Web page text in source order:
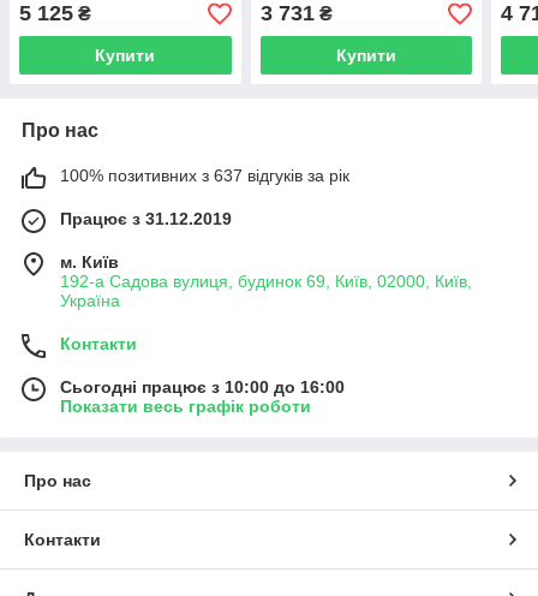
5 125 ₴
Купити
3 731₴
Купити
4
Про нас
100% позитивних з 637 відгуків за рік
Працює з 31.12.2019
м. Київ
192-а Садова вулиця, будинок 69, Київ, 02000, Київ,
Україна
Контакти
Сьогодні працює з 10:00 до 16:00
Показати весь графік роботи
Про нас
Контакти